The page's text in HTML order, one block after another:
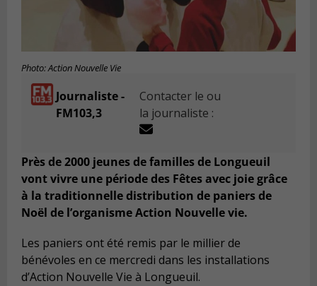
Photo: Action Nouvelle Vie
Journaliste -
FM103,3
Contacter le ou
la journaliste :
Près de 2000 jeunes de familles de Longueuil
vont vivre une période des Fêtes avec joie grâce
à la traditionnelle distribution de paniers de
Noël de l’organisme Action Nouvelle vie.
Les paniers ont été remis par le millier de
bénévoles en ce mercredi dans les installations
d’Action Nouvelle Vie à Longueuil.